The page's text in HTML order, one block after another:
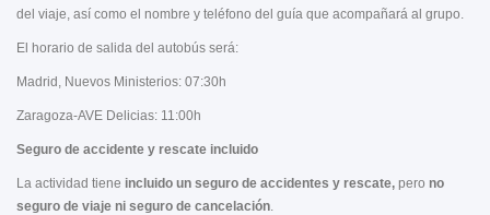
del viaje, así como el nombre y teléfono del guía que acompañará al grupo.
El horario de salida del autobús será:
Madrid, Nuevos Ministerios: 07:30h
Zaragoza-AVE Delicias: 11:00h
Seguro de accidente y rescate incluido
La actividad tiene incluido un seguro de accidentes y rescate, pero no
seguro de viaje ni seguro de cancelación